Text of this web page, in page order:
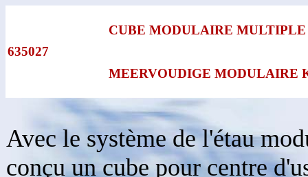
635027
CUBE MODULAIRE MULTIPLE
MEERVOUDIGE MODULAIRE
Avec le système de l'étau
conçu un cube pour centre